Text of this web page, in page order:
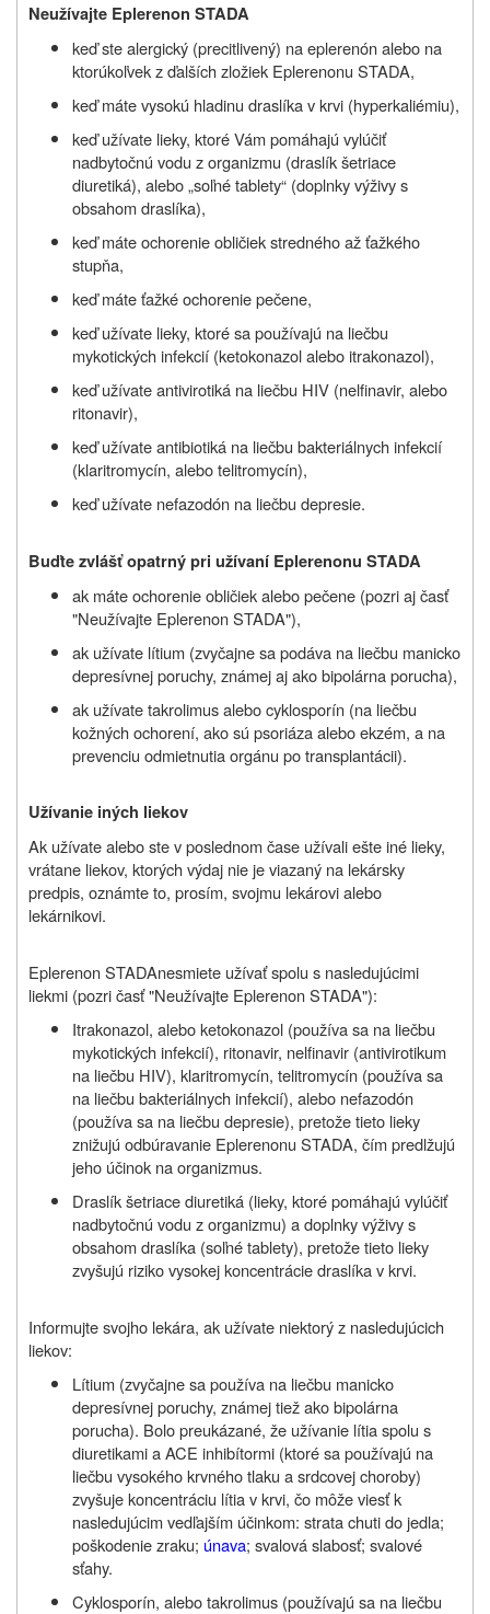
Neužívajte Eplerenon STADA
keď stealergický (precitlivený) na eplerenón alebo na
ktorúkoľvek z ďalších zložiek Eplerenonu STADA,
keď máte vysokú hladinu draslíka v krvi (hyperkaliémiu),
keď užívate lieky, ktoré Vám pomáhajú vylúčiť
nadbytočnú vodu z organizmu (draslík šetriace
diuretiká), alebo „soľné tablety“ (doplnky výživy s
obsahom draslíka),
keď máte ochorenie obličiek stredného až ťažkého
stupňa,
keď máte ťažké ochorenie pečene,
keď užívate lieky, ktoré sa používajú na liečbu
mykotických infekcií (ketokonazol alebo itrakonazol),
keď užívate antivirotiká na liečbu HIV (nelfinavir, alebo
ritonavir),
keď užívate antibiotiká na liečbu bakteriálnych infekcií
(klaritromycín, alebo telitromycín),
keď užívate nefazodón na liečbu depresie.
Buďte zvlášť opatrný pri užívaní Eplerenonu STADA
ak máte ochorenie obličiek alebo pečene (pozri aj časť
"Neužívajte Eplerenon STADA"),
ak užívate lítium (zvyčajne sa podáva na liečbu manicko
depresívnej poruchy, známej aj ako bipolárna porucha),
ak užívate takrolimus alebo cyklosporín (na liečbu
kožných ochorení, ako sú psoriáza alebo ekzém, a na
prevenciu odmietnutia orgánu po transplantácii).
Užívanie iných liekov
Ak užívate alebo ste v poslednom čase užívali ešte iné lieky,
vrátane liekov, ktorých výdaj nie je viazaný na lekársky
predpis, oznámte to, prosím, svojmu lekárovi alebo
lekárnikovi.
Eplerenon STADAnesmiete užívať spolu s nasledujúcimi
liekmi (pozri časť "Neužívajte Eplerenon STADA"):
Itrakonazol, alebo ketokonazol (používa sa na liečbu
mykotických infekcií), ritonavir, nelfinavir (antivirotikum
na liečbu HIV), klaritromycín, telitromycín (používa sa
na liečbu bakteriálnych infekcií), alebo nefazodón
(používa sa na liečbu depresie), pretože tieto lieky
znižujú odbúravanie Eplerenonu STADA, čím predlžujú
jeho účinok na organizmus.
Draslík šetriace diuretiká (lieky, ktoré pomáhajú vylúčiť
nadbytočnú vodu z organizmu) a doplnky výživy s
obsahom draslíka (soľné tablety), pretože tieto lieky
zvyšujú riziko vysokej koncentrácie draslíka v krvi.
Informujte svojho lekára, ak užívate niektorý z nasledujúcich
liekov:
Lítium (zvyčajne sa používa na liečbu manicko
depresívnej poruchy, známej tiež ako bipolárna
porucha). Bolo preukázané, že užívanie lítia spolu s
diuretikami a ACE inhibítormi (ktoré sa používajú na
liečbu vysokého krvného tlaku a srdcovej choroby)
zvyšuje koncentráciu lítia v krvi, čo môže viesť k
nasledujúcim vedľajším účinkom: strata chuti do jedla;
poškodenie zraku; únava; svalová slabosť; svalové
sťahy.
Cyklosporín, alebo takrolimus (používajú sa na liečbu